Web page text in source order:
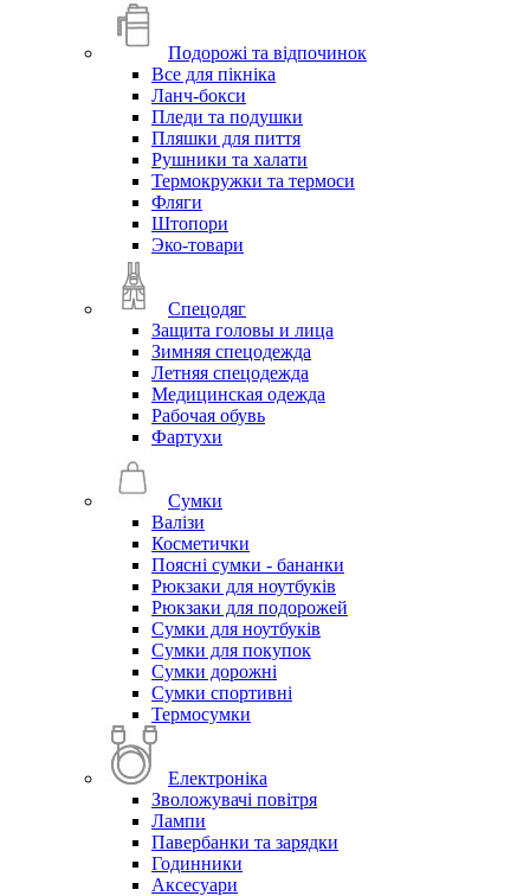
Подорожі та відпочинок
Все для пікніка
Ланч-бокси
Пледи та подушки
Пляшки для пиття
Рушники та халати
Термокружки та термоси
Фляги
Штопори
Эко-товари
Спецодяг
Защита головы и лица
Зимняя спецодежда
Летняя спецодежда
Медицинская одежда
Рабочая обувь
Фартухи
Сумки
Валізи
Косметички
Поясні сумки - бананки
Рюкзаки для ноутбуків
Рюкзаки для подорожей
Сумки для ноутбуків
Сумки для покупок
Сумки дорожні
Сумки спортивні
Термосумки
Електроніка
Зволожувачі повітря
Лампи
Павербанки та зарядки
Годинники
Аксесуари